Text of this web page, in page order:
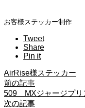
お客様ステッカー制作
Tweet
Share
Pin it
AirRise様ステッカー
前の記事
509 MXジャージプリ
次の記事